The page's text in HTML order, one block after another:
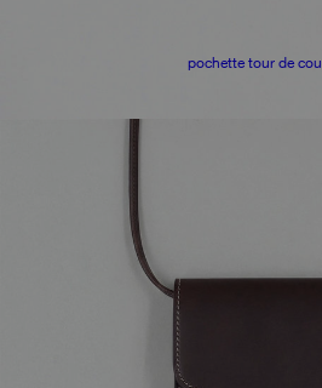
pochette tour de cou